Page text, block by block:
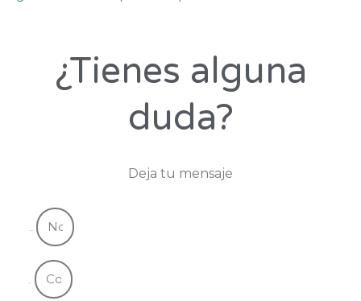
¿Tienes alguna
duda?
Deja tu mensaje